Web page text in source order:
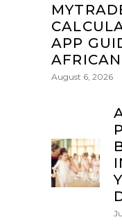
APP
August 6, 2026